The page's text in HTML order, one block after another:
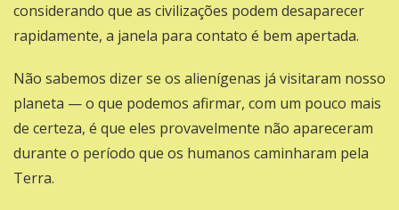
considerando que as civilizações podem desaparecer
rapidamente, a janela para contato é bem apertada.
Não sabemos dizer se os alienígenas já visitaram nosso
planeta — o que podemos afirmar, com um pouco mais
de certeza, é que eles provavelmente não apareceram
durante o período que os humanos caminharam pela
Terra.